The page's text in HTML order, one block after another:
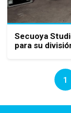
Secuoya
para su
1